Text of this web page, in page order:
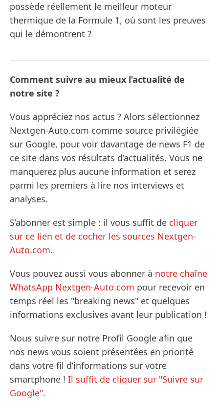
possède réellement le meilleur moteur
thermique de la Formule 1, où sont les preuves
qui le démontrent ?
Comment suivre au mieux l’actualité de
notre site ?
Vous appréciez nos actus ? Alors sélectionnez
Nextgen-Auto.com comme source privilégiée
sur Google, pour voir davantage de news F1 de
ce site dans vos résultats d’actualités. Vous ne
manquerez plus aucune information et serez
parmi les premiers à lire nos interviews et
analyses.
S’abonner est simple : il vous suffit de cliquer
sur ce lien et de cocher les sources Nextgen-
Auto.com.
Vous pouvez aussi vous abonner à notre chaîne
WhatsApp Nextgen-Auto.com pour recevoir en
temps réel les "breaking news" et quelques
informations exclusives avant leur publication !
Nous suivre sur notre Profil Google afin que
nos news vous soient présentées en priorité
dans votre fil d’informations sur votre
smartphone ! Il suffit de cliquer sur "Suivre sur
Google".